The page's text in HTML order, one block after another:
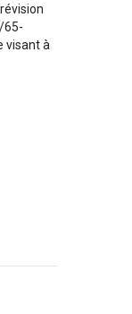
65-
visant à